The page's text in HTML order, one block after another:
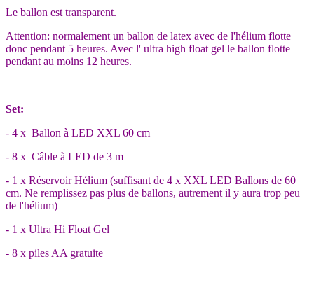
Le ballon est transparent.
Attention: normalement un ballon de latex avec de l'hélium flotte
donc pendant 5 heures. Avec l' ultra high float gel le ballon flotte
pendant au moins 12 heures.
Set:
- 4 x Ballon à LED XXL 60 cm
- 8 x Câble à LED de 3 m
- 1 x Réservoir Hélium (suffisant de 4 x XXL LED Ballons de 60
cm. Ne remplissez pas plus de ballons, autrement il y aura trop peu
de l'hélium)
- 1 x Ultra Hi Float Gel
- 8 x piles AA gratuite